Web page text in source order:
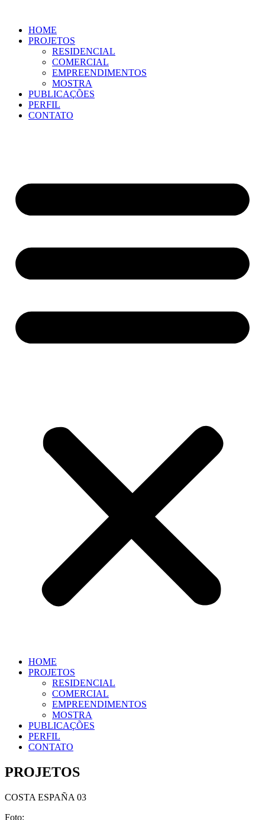
conteúdo
HOME
PROJETOS
RESIDENCIAL
COMERCIAL
EMPREENDIMENTOS
MOSTRA
PUBLICAÇÕES
PERFIL
CONTATO
HOME
PROJETOS
RESIDENCIAL
COMERCIAL
EMPREENDIMENTOS
MOSTRA
PUBLICAÇÕES
PERFIL
CONTATO
PROJETOS
COSTA ESPAÑA 03
Foto: